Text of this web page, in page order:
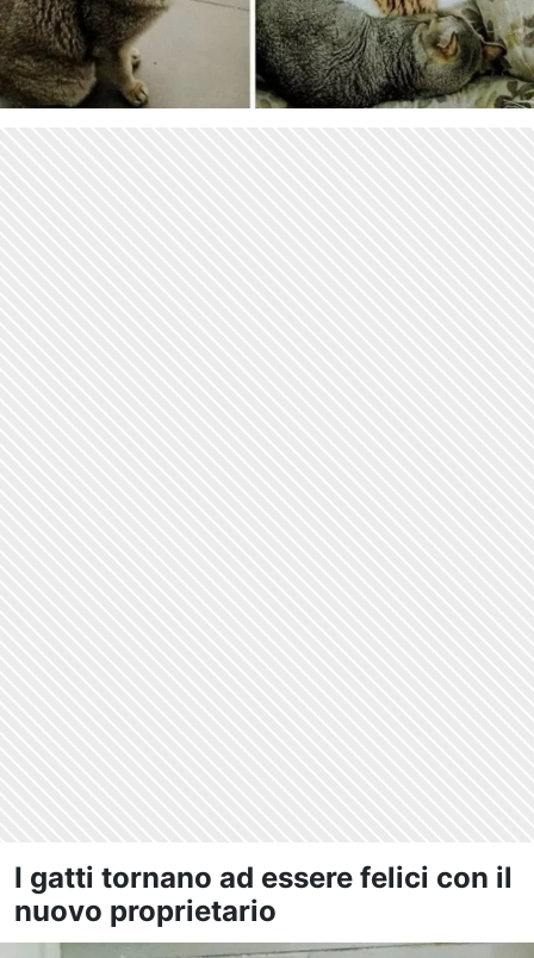
I gatti tornano ad essere felici con il
nuovo proprietario